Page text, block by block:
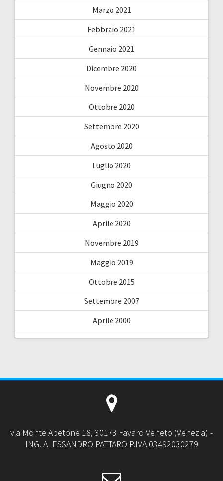
Marzo 2021
Febbraio 2021
Gennaio 2021
Dicembre 2020
Novembre 2020
Ottobre 2020
Settembre 2020
Agosto 2020
Luglio 2020
Giugno 2020
Maggio 2020
Aprile 2020
Novembre 2019
Maggio 2019
Ottobre 2015
Settembre 2007
Aprile 2000
via Monte Abetone 18, 30173 Favaro Veneto (Venezia) -
ING. ALESSANDRO PATTARO P.IVA 03492030279